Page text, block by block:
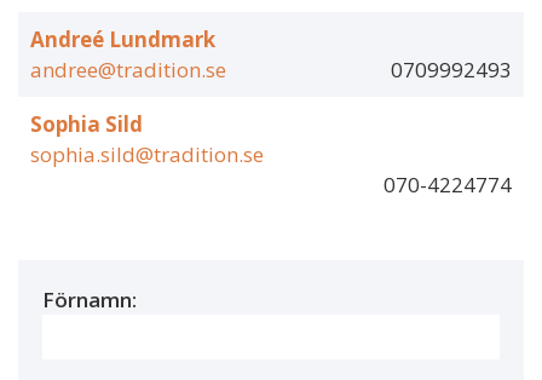
Andreé Lundmark
andree@tradition.se
0709992493
Sophia Sild
sophia.sild@tradition.se
070-4224774
Förnamn: